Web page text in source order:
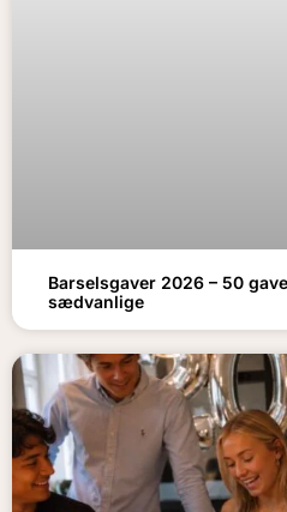
Barselsgaver 2026 – 50
sædvanlige